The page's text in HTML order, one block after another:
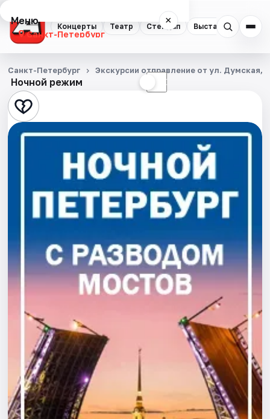
Концерты Театр Стендап Выставки
Меню ×
Санкт-Петербург
Концерты
Театр
Стендап
События
Площадки
Артисты
Рейтинги
Ночной режим ☾
Санкт-Петербург Экскурсии отправление от ул. Думская,